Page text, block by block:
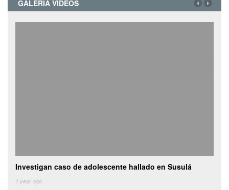
GALERÍA VIDEOS
Investigan caso de adolescente hallado en Susulá
1 year ago